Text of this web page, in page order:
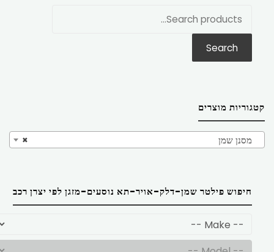
Search
קטגוריות מוצרים
× מסנן שמן
חיפוש פילטר שמן-דלק-אויר-תא נוסעים-מזגן לפי יצרן רכב